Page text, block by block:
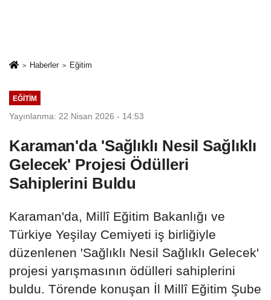
Haberler Eğitim
EĞITIM
Yayınlanma: 22 Nisan 2026 - 14:53
Karaman'da 'Sağlıklı Nesil Sağlıklı
Gelecek' Projesi Ödülleri
Sahiplerini Buldu
Karaman'da, Millî Eğitim Bakanlığı ve
Türkiye Yeşilay Cemiyeti iş birliğiyle
düzenlenen 'Sağlıklı Nesil Sağlıklı Gelecek'
projesi yarışmasının ödülleri sahiplerini
buldu. Törende konuşan İl Millî Eğitim Şube